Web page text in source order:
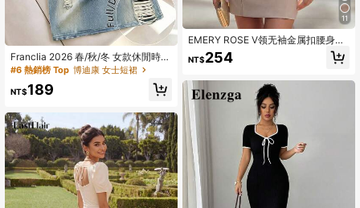
Franclia 2026 春/秋/冬 女款休閒時尚
基礎藍色圓領長袖修身迷你洋裝，適
合秋冬外出穿著
#6 熱銷榜 Top 博迪康 女士短裙
NT$189
11
EMERY ROSE V领无袖金属扣腰身修
身迷你连衣裙，优雅女士连衣裙，修
身连衣裙，米色连衣裙，V领连衣裙，
连衣裙，高品质连衣裙，女士职业装
NT$254